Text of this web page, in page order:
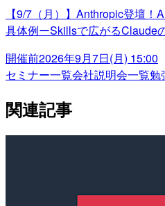
【9/7（月）】Anthropic登壇
具体例ーSkillsで広がるClaude
開催前2026年9月7日(月) 15:00
セミナー一覧会社説明会一覧勉
関連記事